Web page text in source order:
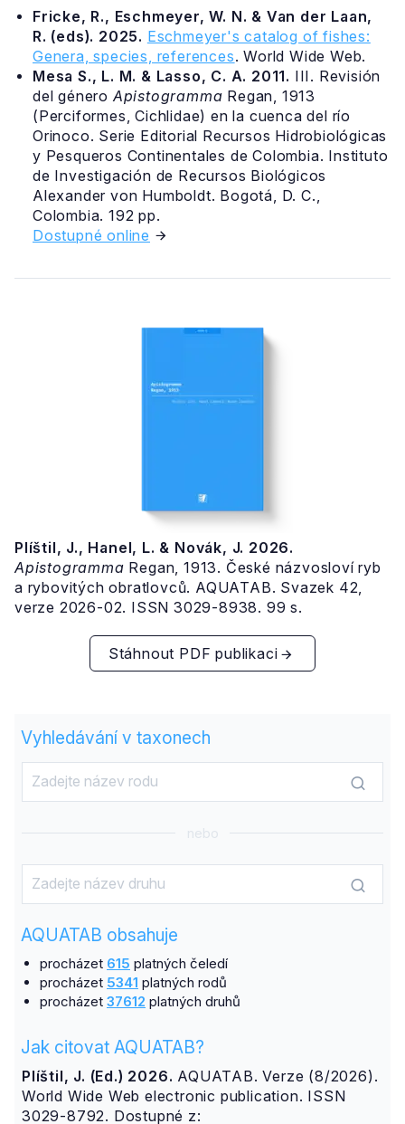
Fricke, R., Eschmeyer, W. N. & Van der Laan,
R. (eds). 2025. Eschmeyer's catalog of fishes:
Genera, species, references. World Wide Web.
Mesa S., L. M. & Lasso, C. A. 2011. III. Revisión
del géneroApistogramma Regan, 1913
(Perciformes, Cichlidae) en la cuenca del río
Orinoco. Serie Editorial Recursos Hidrobiológicas
y Pesqueros Continentales de Colombia. Instituto
de Investigación de Recursos Biológicos
Alexander von Humboldt. Bogotá, D. C.,
Colombia. 192 pp.
Dostupné online
Plíštil, J., Hanel, L. & Novák, J. 2026.
Apistogramma Regan, 1913. České názvosloví ryb
a rybovitých obratlovců. AQUATAB. Svazek 42,
verze 2026-02. ISSN 3029-8938. 99 s.
Stáhnout PDF publikaci
Vyhledávání v taxonech
nebo
AQUATAB obsahuje
procházet 615 platných čeledí
procházet 5341 platných rodů
procházet 37612 platných druhů
Jak citovat AQUATAB?
Plíštil, J. (Ed.) 2026. AQUATAB. Verze (8/2026).
World Wide Web electronic publication. ISSN
3029-8792. Dostupné z: